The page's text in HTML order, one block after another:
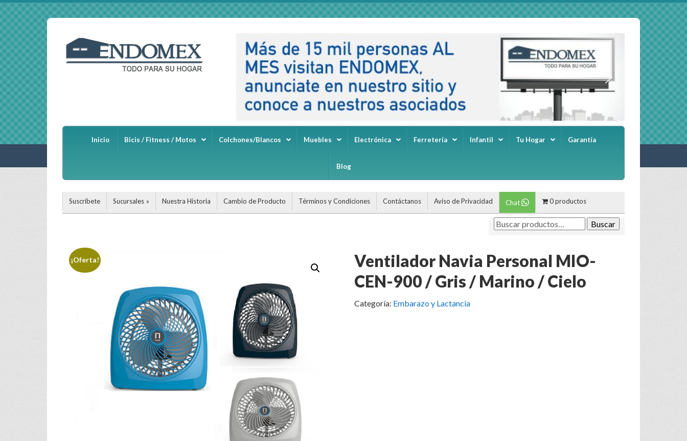
Inicio Bicis / Fitness / Motos Colchones/Blancos Muebles Electrónica Ferretería Infantil Tu Hogar Garantía
Blog
Suscríbete Sucursales Nuestra Historia Cambio de Producto Términos y Condiciones Contáctanos Aviso de Privacidad Chat 0 productos
Buscar
¡Oferta!
Ventilador Navia Personal MIO-
CEN-900 / Gris / Marino / Cielo
Categoría: Embarazo y Lactancia